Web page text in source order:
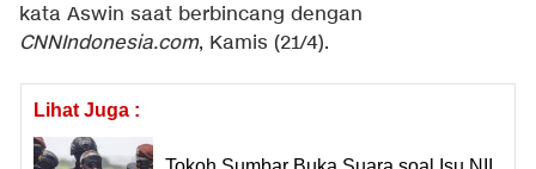
kata Aswin saat berbincang dengan
CNNIndonesia.com, Kamis (21/4).
Lihat Juga :